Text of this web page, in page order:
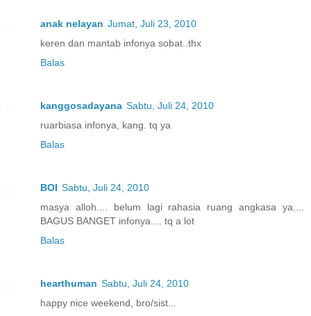
anak nelayan Jumat, Juli 23, 2010
keren dan mantab infonya sobat..thx
Balas
kanggosadayana Sabtu, Juli 24, 2010
ruarbiasa infonya, kang. tq ya
Balas
BOI Sabtu, Juli 24, 2010
masya alloh.... belum lagi rahasia ruang angkasa ya....
BAGUS BANGET infonya.... tq a lot
Balas
hearthuman Sabtu, Juli 24, 2010
happy nice weekend, bro/sist...